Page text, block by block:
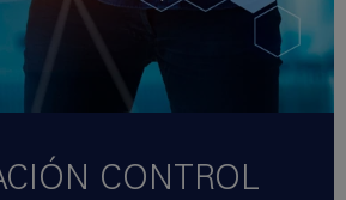
CONTROL